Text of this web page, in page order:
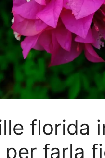
florida
farla